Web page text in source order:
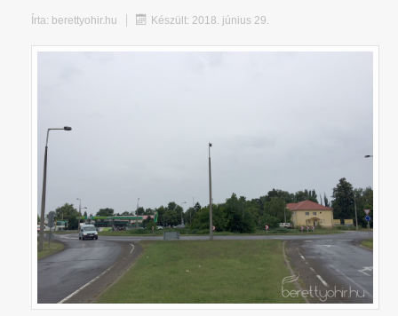
Írta: berettyohir.hu Készült: 2018. június 29.